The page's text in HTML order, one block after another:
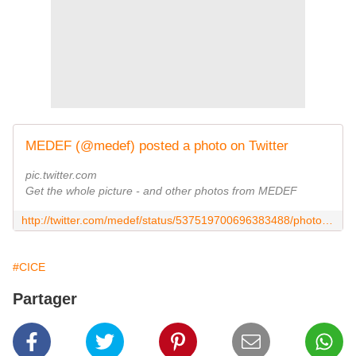
MEDEF (@medef) posted a photo on Twitter
pic.twitter.com
Get the whole picture - and other photos from MEDEF
#CICE
Partager